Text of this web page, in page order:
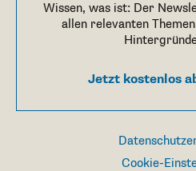
Wissen, was ist: Der
allen relevanten
Jetzt kostenlos
Cookie-